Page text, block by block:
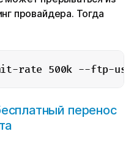
провайдера. Тогда
rate 500k --ftp-
перенос